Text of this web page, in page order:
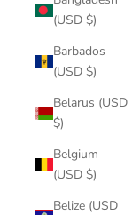
(USD $)
Barbados
(USD $)
Belarus (USD
$)
Belgium
(USD $)
Belize (USD